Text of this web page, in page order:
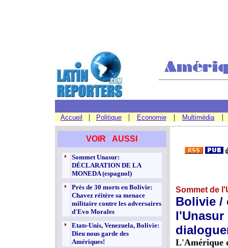
Accueil | Politique | Economie | Multimédia |
Sommet de
Bolivie /
l'Unasur
L'Amérique
VOIR AUSSI
Sommet Unasur:
DÉCLARATION DE LA
MONEDA (espagnol)
Près de 30 morts en Bolivie:
Chavez réitère sa menace
militaire contre les adversaires
d'Evo Morales
Etats-Unis, Venezuela, Bolivie:
Dieu nous garde des
Amériques!